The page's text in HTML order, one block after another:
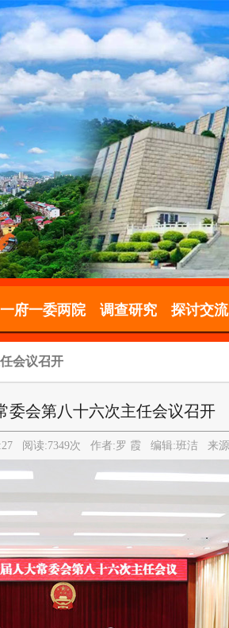
一府一委两院 调查研究 探讨交流
会议召开
委会第八十六次主任会议召开
阅读:7349次 作者:罗 霞 编辑:班洁 来